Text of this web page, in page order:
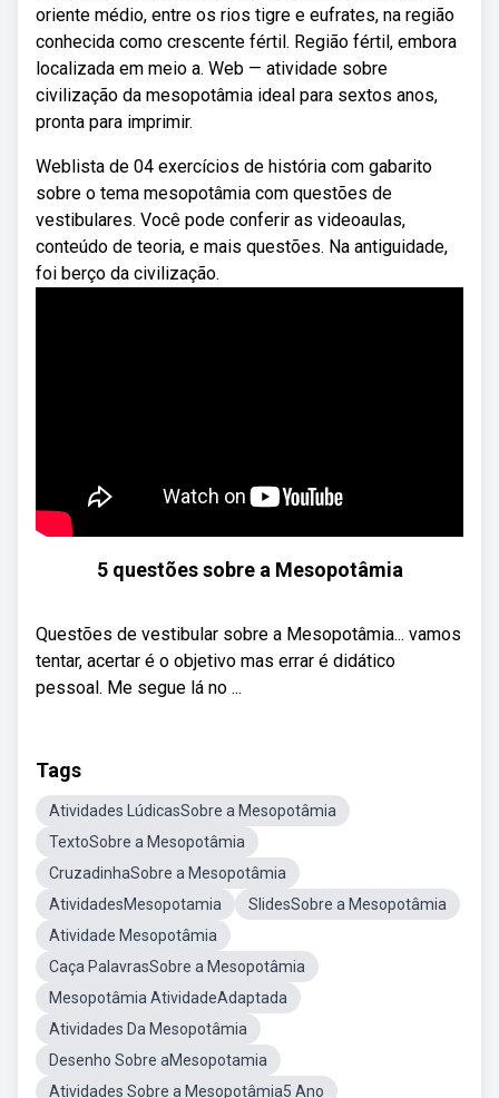
oriente médio, entre os rios tigre e eufrates, na região
conhecida como crescente fértil. Região fértil, embora
localizada em meio a. Web — atividade sobre
civilização da mesopotâmia ideal para sextos anos,
pronta para imprimir.
Weblista de 04 exercícios de história com gabarito
sobre o tema mesopotâmia com questões de
vestibulares. Você pode conferir as videoaulas,
conteúdo de teoria, e mais questões. Na antiguidade,
foi berço da civilização.
5 questões sobre a Mesopotâmia
Questões de vestibular sobre a Mesopotâmia... vamos
tentar, acertar é o objetivo mas errar é didático
pessoal. Me segue lá no ...
Tags
Atividades LúdicasSobre a Mesopotâmia
TextoSobre a Mesopotâmia
CruzadinhaSobre a Mesopotâmia
AtividadesMesopotamia
SlidesSobre a Mesopotâmia
Atividade Mesopotâmia
Caça PalavrasSobre a Mesopotâmia
Mesopotâmia AtividadeAdaptada
Atividades Da Mesopotâmia
Desenho Sobre aMesopotamia
Atividades Sobre a Mesopotâmia5 Ano